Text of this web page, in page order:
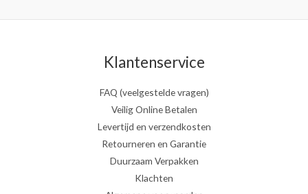
Klantenservice
FAQ (veelgestelde vragen)
Veilig Online Betalen
Levertijd en verzendkosten
Retourneren en Garantie
Duurzaam Verpakken
Klachten